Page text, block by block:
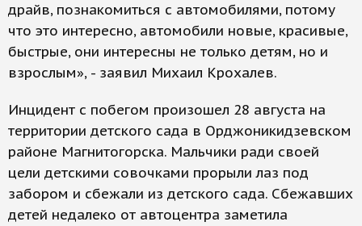
драйв, познакомиться с автомобилями, потому
что это интересно, автомобили новые, красивые,
быстрые, они интересны не только детям, но и
взрослым», - заявил Михаил Крохалев.
Инцидент с побегом произошел 28 августа на
территории детского сада в Орджоникидзевском
районе Магнитогорска. Мальчики ради своей
цели детскими совочками прорыли лаз под
забором и сбежали из детского сада. Сбежавших
детей недалеко от автоцентра заметила